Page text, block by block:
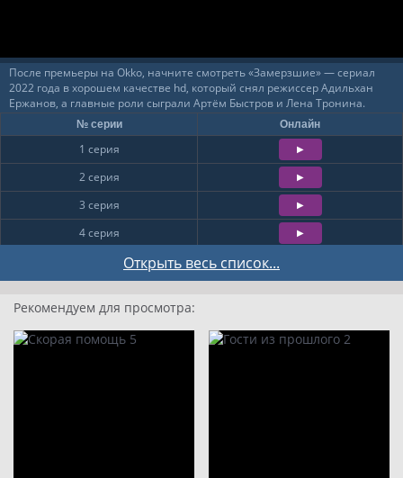
После премьеры на Okko, начните смотреть «Замерзшие» — сериал
2022 года в хорошем качестве hd, который снял режиссер Адильхан
Ержанов, а главные роли сыграли Артём Быстров и Лена Тронина.
Открыть весь список...
№ серии Онлайн
1 серия
2 серия
3 серия
4 серия
7 серия
Рекомендуем для просмотра: